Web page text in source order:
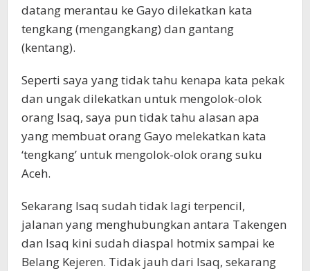
datang merantau ke Gayo dilekatkan kata
tengkang (mengangkang) dan gantang
(kentang).
Seperti saya yang tidak tahu kenapa kata pekak
dan ungak dilekatkan untuk mengolok-olok
orang Isaq, saya pun tidak tahu alasan apa
yang membuat orang Gayo melekatkan kata
‘tengkang’ untuk mengolok-olok orang suku
Aceh.
Sekarang Isaq sudah tidak lagi terpencil,
jalanan yang menghubungkan antara Takengen
dan Isaq kini sudah diaspal hotmix sampai ke
Belang Kejeren. Tidak jauh dari Isaq, sekarang